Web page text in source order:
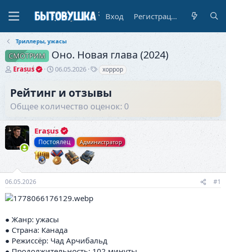
Вход Регистрация
Триллеры, ужасы
СМОТРИМ Оно. Новая глава (2024)
А
о
р
е
м
ы
Erasus
Д
н
ч
а
л
а
06.05.2026
Т
и
хоррор
Рейтинг и отзывы
Общее количество оценок: 0
Erasus
Постоялец Администратор
06.05.2026 #1
● Жанр: ужасы
● Страна: Канада
● Режиссёр: Чад Арчибальд